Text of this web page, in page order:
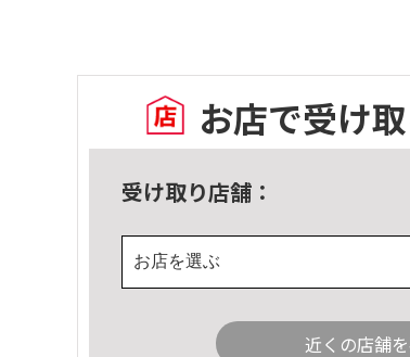
お店で受け
受け取り店舗：
お店を選ぶ
近くの店舗